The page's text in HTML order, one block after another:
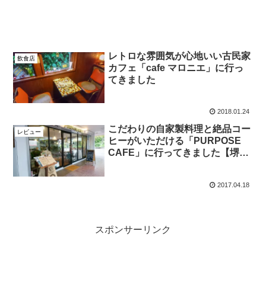
飲食店
レトロな雰囲気が心地いい古民家
カフェ「cafe マロニエ」に行っ
てきました
2018.01.24
レビュー
こだわりの自家製料理と絶品コー
ヒーがいただける「PURPOSE
CAFE」に行ってきました【堺
2017.04.18
スポンサーリンク